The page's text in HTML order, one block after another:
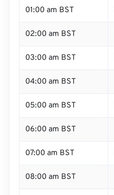
01:00 am BST
02:00 am BST
03:00 am BST
04:00 am BST
05:00 am BST
06:00 am BST
07:00 am BST
08:00 am BST